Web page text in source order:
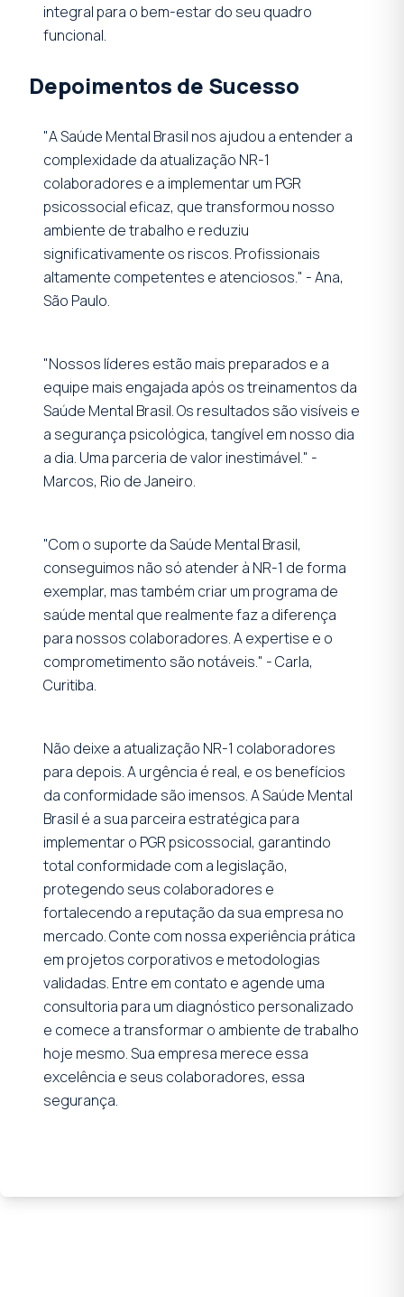
integral para o bem-estar do seu quadro
funcional.
Depoimentos de Sucesso
"A Saúde Mental Brasil nos ajudou a entender a
complexidade da atualização NR-1
colaboradores e a implementar um PGR
psicossocial eficaz, que transformou nosso
ambiente de trabalho e reduziu
significativamente os riscos. Profissionais
altamente competentes e atenciosos." - Ana,
São Paulo.
"Nossos líderes estão mais preparados e a
equipe mais engajada após os treinamentos da
Saúde Mental Brasil. Os resultados são visíveis e
a segurança psicológica, tangível em nosso dia
a dia. Uma parceria de valor inestimável." -
Marcos, Rio de Janeiro.
"Com o suporte da Saúde Mental Brasil,
conseguimos não só atender à NR-1 de forma
exemplar, mas também criar um programa de
saúde mental que realmente faz a diferença
para nossos colaboradores. A expertise e o
comprometimento são notáveis." - Carla,
Curitiba.
Não deixe a atualização NR-1 colaboradores
para depois. A urgência é real, e os benefícios
da conformidade são imensos. A Saúde Mental
Brasil é a sua parceira estratégica para
implementar o PGR psicossocial, garantindo
total conformidade com a legislação,
protegendo seus colaboradores e
fortalecendo a reputação da sua empresa no
mercado. Conte com nossa experiência prática
em projetos corporativos e metodologias
validadas. Entre em contato e agende uma
consultoria para um diagnóstico personalizado
e comece a transformar o ambiente de trabalho
hoje mesmo. Sua empresa merece essa
excelência e seus colaboradores, essa
segurança.